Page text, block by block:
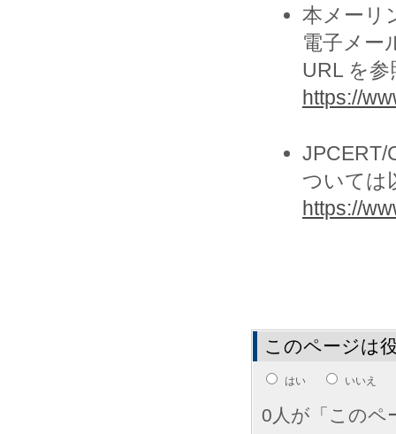
本メーリ
電子メー
URL を
https://
JPCERT/
ついては
https://
このページは
はい いいえ
0人が「このペ